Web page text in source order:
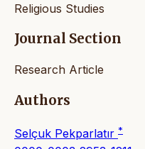
Religious Studies
Journal Section
Research Article
Authors
Selçuk Pekparlatır *